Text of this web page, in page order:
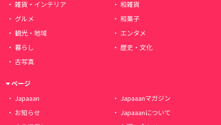
雑貨・インテリア
和雑貨
グルメ
和菓子
観光・地域
エンタメ
暮らし
歴史・文化
古写真
ページ
Japaaan
Japaaanマガジン
お知らせ
Japaaanについて